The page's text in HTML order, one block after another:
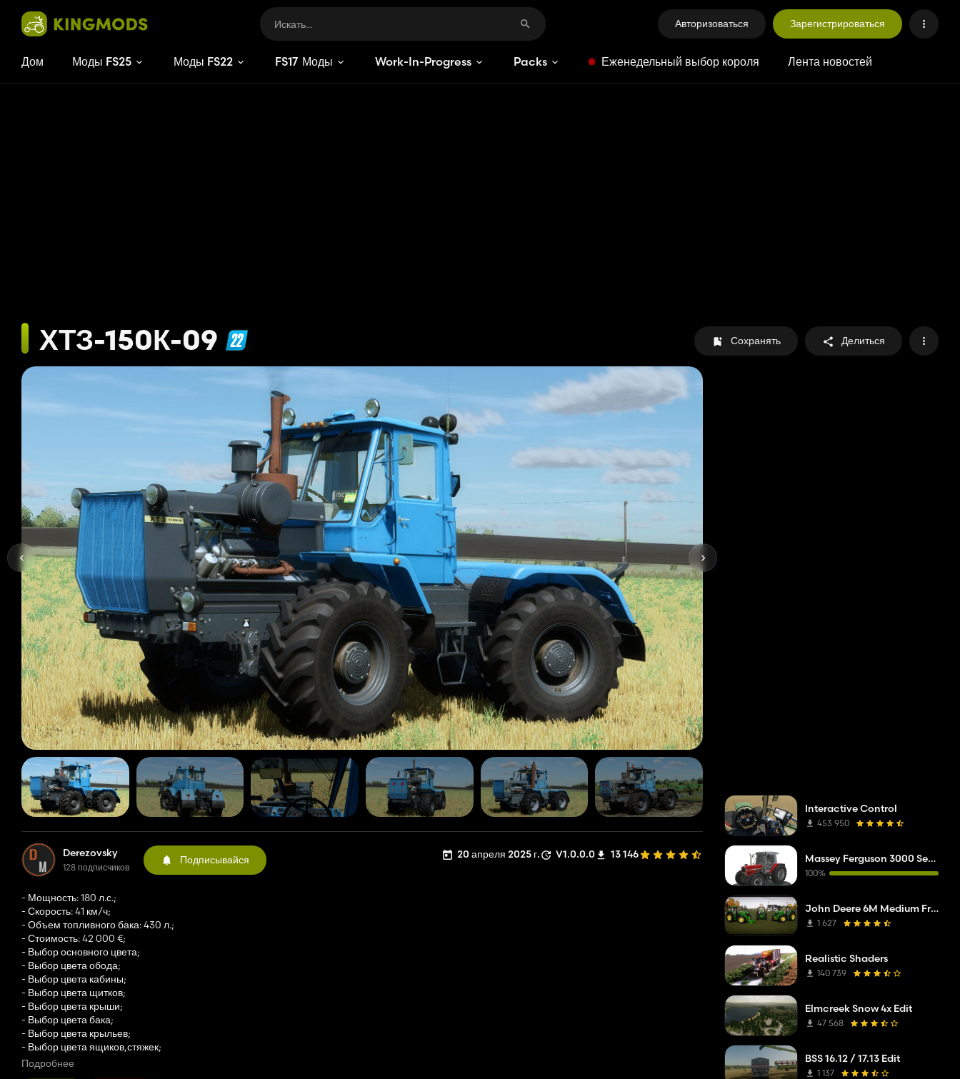
Авторизоваться Зарегистрироваться
Дом Моды FS25 Моды FS22 FS15 Моды Work-In-Progress Packs Еженедельный выбор короля Лента новостей
ХТЗ-150К-09 Сохранять Делиться
Derezovsky
128 подписчиков
Подписывайся 20 апреля 2025 г. V1.0.0.0 13 146
- Мощность: 180 л.с.;
- Скорость: 41 км/ч;
- Объем топливного бака: 430 л.;
- Стоимость: 42 000 €;
- Выбор основного цвета;
- Выбор цвета обода;
- Выбор цвета кабины;
- Выбор цвета щитков;
- Выбор цвета крыши;
- Выбор цвета бака;
- Выбор цвета крыльев;
- Выбор цвета ящиков,стяжек;
- Выбор цвета глушителей;
Подробнее
Interactive Control
453 950
Massey Ferguson 3000 Series
100%
John Deere 6M Medium Frame 2020
1 627
Realistic Shaders
140 739
Elmcreek Snow 4x Edit
47 568
BSS 16.12 / 17.13 Edit
1 137